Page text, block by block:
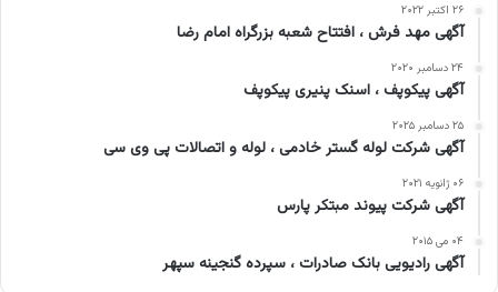
۲۶ اکتبر ۲۰۲۲
آگهی مهد فرش ، افتتاح شعبه بزرگراه امام رضا
۲۴ دسامبر ۲۰۲۰
آگهی پیکوپف ، اسنک پنیری پیکوپف
۲۵ دسامبر ۲۰۲۵
آگهی شرکت لوله گستر خادمی ، لوله و اتصالات پی وی سی
۰۶ ژانویه ۲۰۲۱
آگهی شرکت پیوند مبتکر پارس
۰۴ می ۲۰۱۵
آگهی رادیویی بانک صادرات ، سپرده گنجینه سپهر